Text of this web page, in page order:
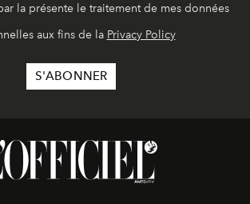
la présente le traitement de mes données
aux fins de la Privacy Policy